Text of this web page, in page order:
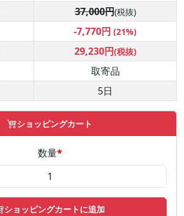
37,000円(税抜)
-7,770円 (21%)
29,230円(税抜)
取寄品
5日
ショッピングカート
数量*
ショッピングカートに追加